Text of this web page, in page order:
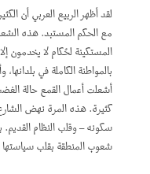
لقد أظهر الربيع العربي أن
مع الحكم المستبد. هذه
المستكينة لحُكام لا يخدمون
بالمواطنة الكاملة في
أشعلت أعمال القمع حالة
كثيرة. هذه المرة نهض
سكونه – وقلب النظام
شعوب المنطقة بقلب